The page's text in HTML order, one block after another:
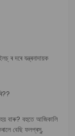
ৰ দৰে যন্ত্ৰনাদায়ক
বাৰু? বহুতে আজিকালি
বেছি ফলপ্ৰসু,